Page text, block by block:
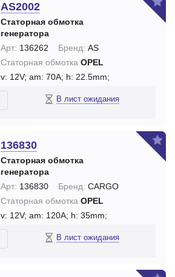
AS2002
Статорная обмотка
генератора
Арт: 136262 Бренд: AS
Статорная обмотка OPEL
v: 12V; am: 70A; h: 22.5mm;
В лист ожидания
136830
Статорная обмотка
генератора
Арт: 136830 Бренд: CARGO
Статорная обмотка OPEL
v: 12V; am: 120A; h: 35mm;
В лист ожидания